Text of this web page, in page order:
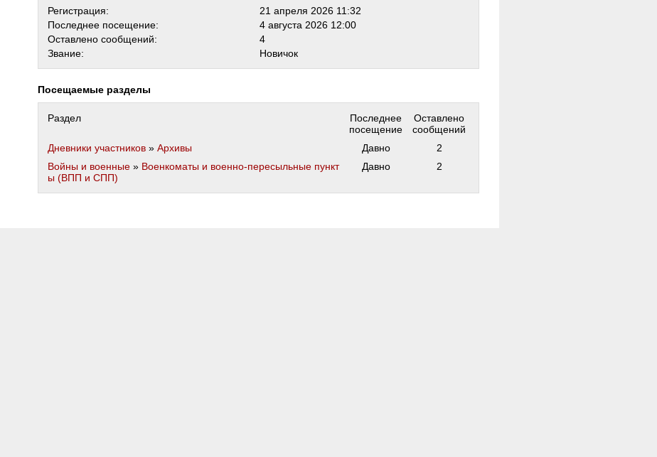
Регистрация:
21 апреля 2026 11:32
Последнее посещение:
4 августа 2026 12:00
Оставлено сообщений:
4
Звание:
Новичок
Посещаемые разделы
Раздел
Последнее
посещение
Оставлено
сообщений
Дневники участников » Архивы Давно
2
Войны и военные » Военкоматы и военно-пересыльные пункт
ы (ВПП и СПП)
Давно 2